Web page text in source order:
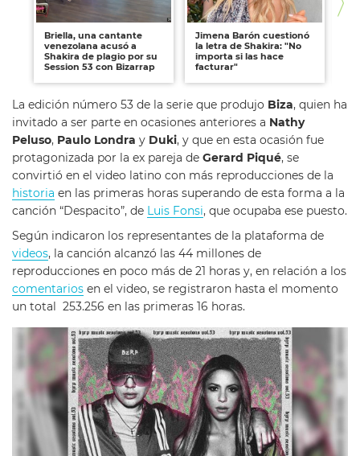
Briella, una cantante
venezolana acusó a
Shakira de plagio por su
Session 53 con Bizarrap
Jimena Barón cuestionó
la letra de Shakira: "No
importa si las hace
facturar"
La edición número 53 de la serie que produjo Biza, quien ha
invitado a ser parte en ocasiones anteriores a Nathy
Peluso, Paulo Londra y Duki, y que en esta ocasión fue
protagonizada por la ex pareja de Gerard Piqué, se
convirtió en el video latino con más reproducciones de la
historia en las primeras horas superando de esta forma a la
canción “Despacito”, de
Luis Fonsi, que ocupaba ese puesto.
Según indicaron los representantes de la plataforma de
videos, la canción alcanzó las 44 millones de
reproducciones en poco más de 21 horas y, en relación a los
comentarios en el video, se registraron hasta el momento
un total 253.256 en las primeras 16 horas.